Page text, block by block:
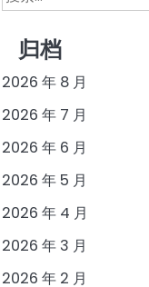
索：
归档
2026 年 8 月
2026 年 7 月
2026 年 6 月
2026 年 5 月
2026 年 4 月
2026 年 3 月
2026 年 2 月